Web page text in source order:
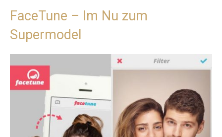
FaceTune – Im Nu zum
Supermodel